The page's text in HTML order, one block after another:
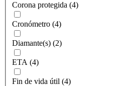
Corona protegida (4)
Cronómetro (4)
Diamante(s) (2)
ETA (4)
Fin de vida útil (4)